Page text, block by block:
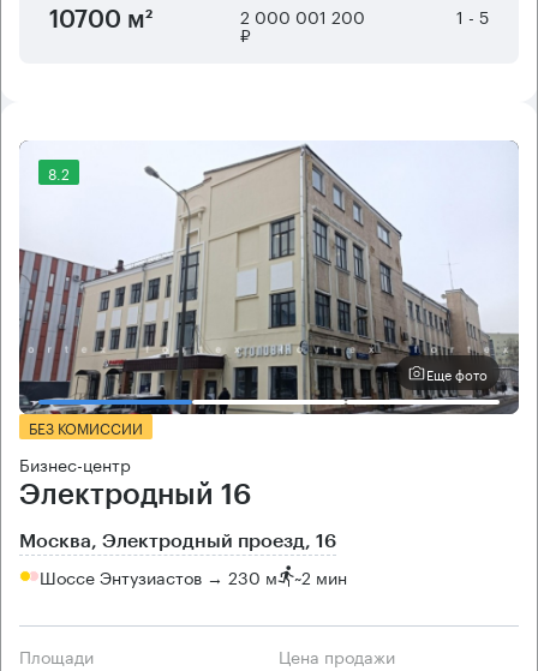
10700 м² 2 000 001 200
₽
1 - 5
8.2
Еще фото
БЕЗ КОМИССИИ
Бизнес-центр
Электродный 16
Москва, Электродный проезд, 16
Шоссе Энтузиастов → 230 м ~2 мин
Площади Цена продажи